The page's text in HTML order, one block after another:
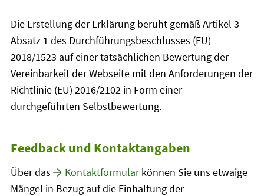
Die Erstellung der Erklärung beruht gemäß Artikel 3
Absatz 1 des Durchführungsbeschlusses (EU)
2018/1523 auf einer tatsächlichen Bewertung der
Vereinbarkeit der Webseite mit den Anforderungen der
Richtlinie (EU) 2016/2102 in Form einer
durchgeführten Selbstbewertung.
Feedback und Kontaktangaben
Über das Kontaktformularkönnen Sie uns etwaige
Mängel in Bezug auf die Einhaltung der